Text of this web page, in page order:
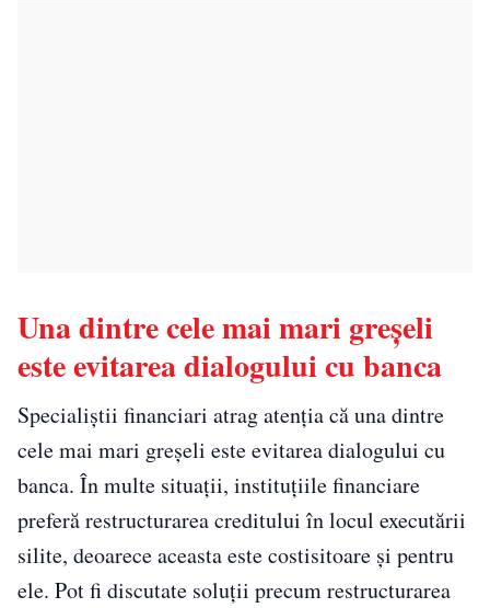
Una dintre cele mai mari greșeli
este evitarea dialogului cu banca
Specialiștii financiari atrag atenția că una dintre
cele mai mari greșeli este evitarea dialogului cu
banca. În multe situații, instituțiile financiare
preferă restructurarea creditului în locul executării
silite, deoarece aceasta este costisitoare și pentru
ele. Pot fi discutate soluții precum restructurarea